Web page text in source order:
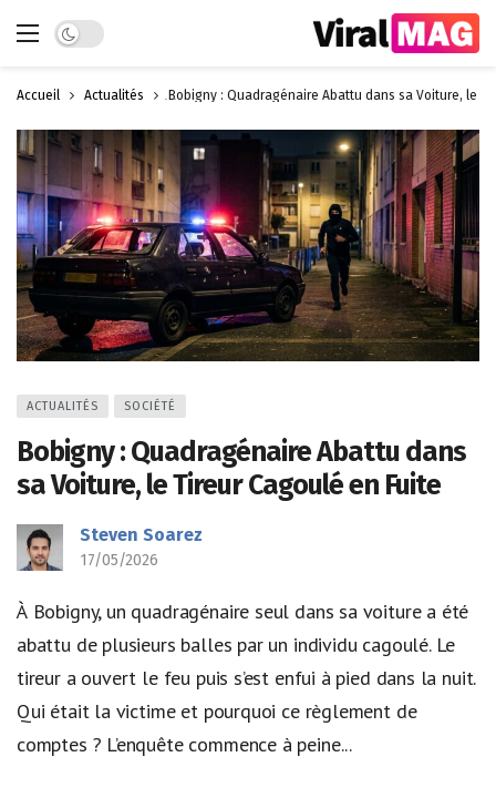
Dark mode
Accueil Actualités Bobigny : Quadragénaire Abattu dans sa Voiture, le
ACTUALITÉS SOCIÉTÉ
Bobigny : Quadragénaire Abattu dans
sa Voiture, le Tireur Cagoulé en Fuite
Steven Soarez
17/05/2026
À Bobigny, un quadragénaire seul dans sa voiture a été
abattu de plusieurs balles par un individu cagoulé. Le
tireur a ouvert le feu puis s’est enfui à pied dans la nuit.
Qui était la victime et pourquoi ce règlement de
comptes ? L’enquête commence à peine...